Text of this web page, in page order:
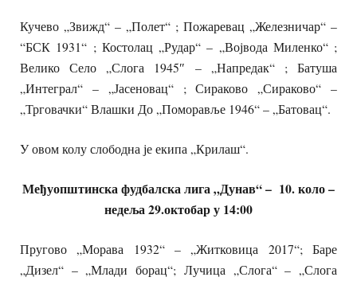
Кучево „Звижд“ – „Полет“ ; Пожаревац „Железничар“ –
“БСК 1931“ ; Костолац „Рудар“ – „Војвода Миленко“ ;
Велико Село „Слога 1945″ – „Напредак“ ; Батуша
„Интеграл“ – „Јасеновац“ ; Сираково „Сираково“ –
„Трговачки“ Влашки До „Поморавље 1946“ – „Батовац“.
У овом колу слободна је екипа „Крилаш“.
Међуопштинска фудбалска лига „Дунав“– 10. коло –
недеља 29.октобар у 14:00
Пругово „Морава 1932“ – „Житковица 2017“; Баре
„Дизел“ – „Млади борац“; Лучица „Слога“ – „Слога